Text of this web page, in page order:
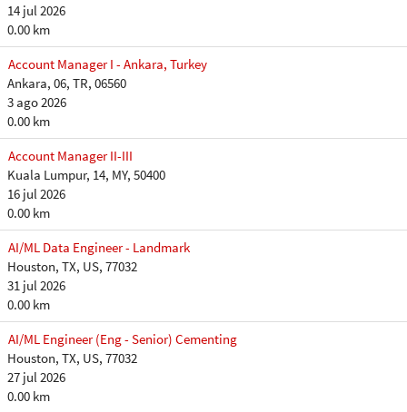
14 jul 2026
0.00 km
Account Manager I - Ankara, Turkey
Ankara, 06, TR, 06560
3 ago 2026
0.00 km
Account Manager II-III
Kuala Lumpur, 14, MY, 50400
16 jul 2026
0.00 km
AI/ML Data Engineer - Landmark
Houston, TX, US, 77032
31 jul 2026
0.00 km
AI/ML Engineer (Eng - Senior) Cementing
Houston, TX, US, 77032
27 jul 2026
0.00 km